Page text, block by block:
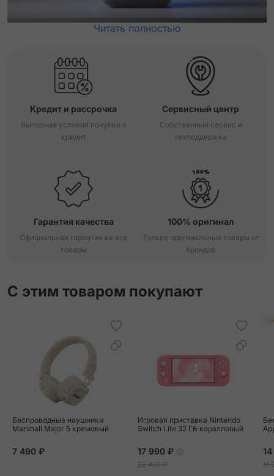
Читать полностью
Кредит и рассрочка
Выгодные условия покупки в
кредит
Сервисный центр
Собственный сервис и
техподдержка
Гарантия качества
Официальная гарантия на все
товары
100% оригинал
Только оригинальные товары от
брендов
С этим товаром покупают
Беспроводные наушники
Marshall Major 5 кремовый
7 490 ₽
Игровая приставка Nintendo
Switch Lite 32 ГБ коралловый
17 990 ₽
22 490 ₽ 17